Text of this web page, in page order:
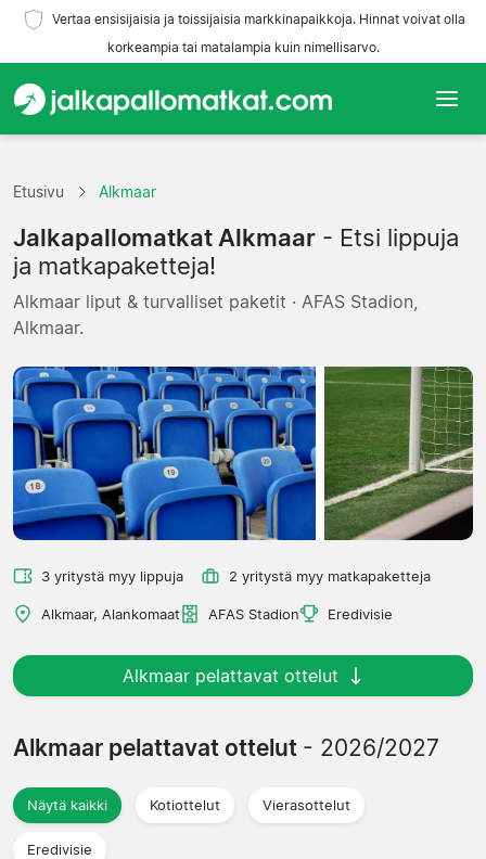
Vertaa ensisijaisia ja toissijaisia markkinapaikkoja. Hinnat voivat olla
korkeampia tai matalampia kuin nimellisarvo.
Joukkueet
Liigat
Matkatoimistoja
Etusivu Alkmaar
Jalkapallomatkat Alkmaar - Etsi lippuja
ja matkapaketteja!
Alkmaar liput & turvalliset paketit · AFAS Stadion,
Alkmaar.
3 yritystä myy lippuja 2 yritystä myy matkapaketteja
Alkmaar, Alankomaat AFAS Stadion Eredivisie
Alkmaar pelattavat ottelut
Alkmaar pelattavat ottelut - 2026/2027
Näytä kaikki Kotiottelut Vierasottelut
Eredivisie